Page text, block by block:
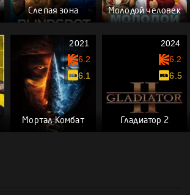
Слепая зона Молодой человек
Мортал Комбат
2021
6.2
6.1
Гладиатор 2
2024
6.2
6.5